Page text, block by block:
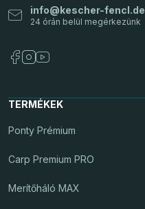
info@kescher-fencl.de
TERMÉKEK
Ponty Prémium
Carp Premium PRO
Merítőháló MAX